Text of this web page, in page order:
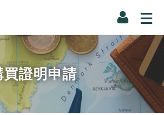
買證明申請